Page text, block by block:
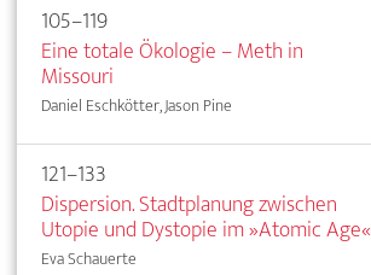
105–119
Eine totale Ökologie – Meth in
Missouri
Daniel Eschkötter, Jason Pine
121–133
Dispersion. Stadtplanung zwischen
Utopie und Dystopie im »Atomic Age«
Eva Schauerte